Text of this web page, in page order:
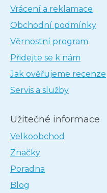
Vrácení a reklamace
Obchodní podmínky
Věrnostní program
Přidejte se k nám
Jak ověřujeme recenze
Servis a služby
Užitečné informace
Velkoobchod
Značky
Poradna
Blog